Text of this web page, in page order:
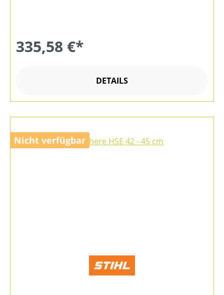
335,58 €*
DETAILS
Nicht verfügbar